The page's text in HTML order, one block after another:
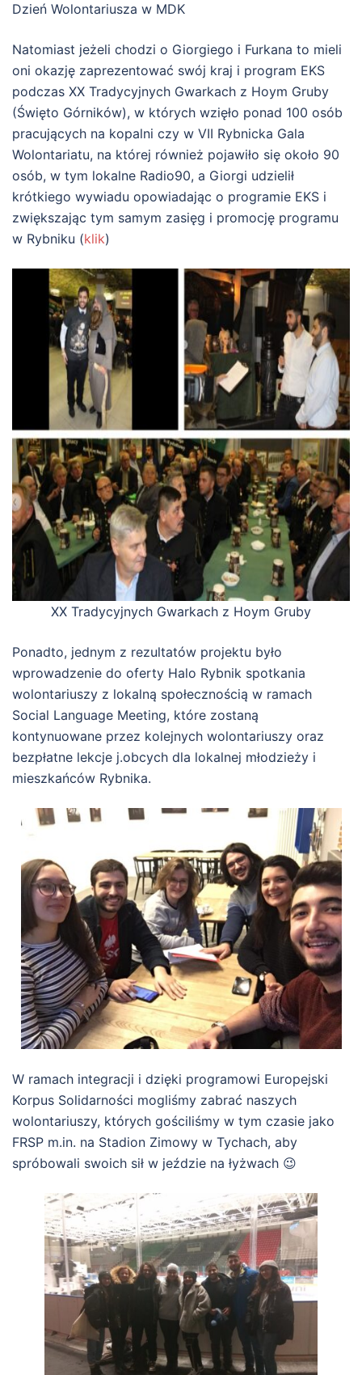
Dzień Wolontariusza w MDK
Natomiast jeżeli chodzi o Giorgiego i Furkana to mieli
oni okazję zaprezentować swój kraj i program EKS
podczas XX Tradycyjnych Gwarkach z Hoym Gruby
(Święto Górników), w których wzięło ponad 100 osób
pracujących na kopalni czy w VII Rybnicka Gala
Wolontariatu, na której również pojawiło się około 90
osób, w tym lokalne Radio90, a Giorgi udzielił
krótkiego wywiadu opowiadając o programie EKS i
zwiększając tym samym zasięg i promocję programu
w Rybniku (klik)
XX Tradycyjnych Gwarkach z Hoym Gruby
Ponadto, jednym z rezultatów projektu było
wprowadzenie do oferty Halo Rybnik spotkania
wolontariuszy z lokalną społecznością w ramach
Social Language Meeting, które zostaną
kontynuowane przez kolejnych wolontariuszy oraz
bezpłatne lekcje j.obcych dla lokalnej młodzieży i
mieszkańców Rybnika.
W ramach integracji i dzięki programowi Europejski
Korpus Solidarności mogliśmy zabrać naszych
wolontariuszy, których gościliśmy w tym czasie jako
FRSP m.in. na Stadion Zimowy w Tychach, aby
spróbowali swoich sił w jeździe na łyżwach 😉